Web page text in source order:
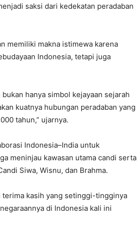
saksi dari kedekatan peradaban
memiliki makna istimewa karena
Indonesia, tetapi juga
hanya simbol kejayaan sejarah
kuatnya hubungan peradaban yang
tahun,” ujarnya.
Indonesia–India untuk
meninjau kawasan utama candi serta
Siwa, Wisnu, dan Brahma.
terima kasih yang setinggi-tingginya
di Indonesia kali ini